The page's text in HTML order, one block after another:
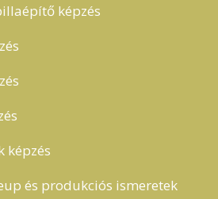
képzés
képzés
és produkciós ismeretek